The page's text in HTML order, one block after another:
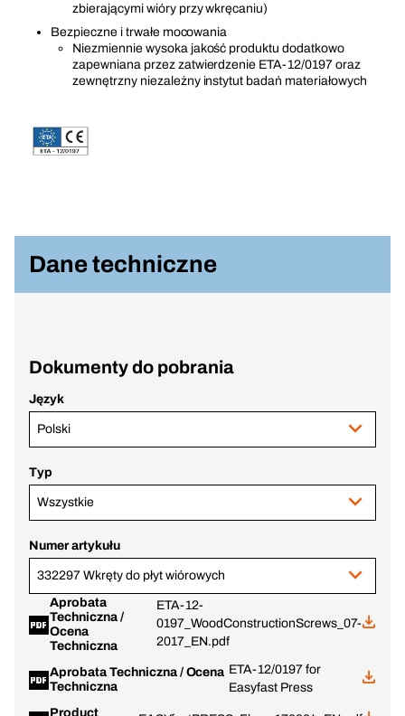
zbierającymi wióry przy wkręcaniu)
Bezpieczne i trwałe mocowania
Niezmiennie wysoka jakość produktu dodatkowo
zapewniana przez zatwierdzenie ETA-12/0197 oraz
zewnętrzny niezależny instytut badań materiałowych
Dane techniczne
Dokumenty do pobrania
Język
Polski
Typ
Wszystkie
Numer artykułu
332297 Wkręty do płyt wiórowych
Aprobata
Techniczna /
Ocena
Techniczna
ETA-12-
0197_WoodConstructionScrews_07-
2017_EN.pdf
Aprobata Techniczna / Ocena
Techniczna
ETA-12/0197 for
Easyfast Press
Product